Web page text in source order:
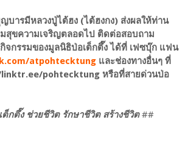
บารมีหลวงปู่ไต้ฮง (ไต้ฮงกง) ส่งผลให้ท่าน
สุขความเจริญตลอดไป ติดต่อสอบถาม
จกรรมของมูลนิธิป่อเต็กตึ๊ง ได้ที่ เฟซบุ๊ก แฟน
atpohtecktungและช่องทางอื่นๆ ที่
pohtecktung หรือที่สายด่วนป่อ
กตึ๊ง ช่วยชีวิต รักษาชีวิต สร้างชีวิต##